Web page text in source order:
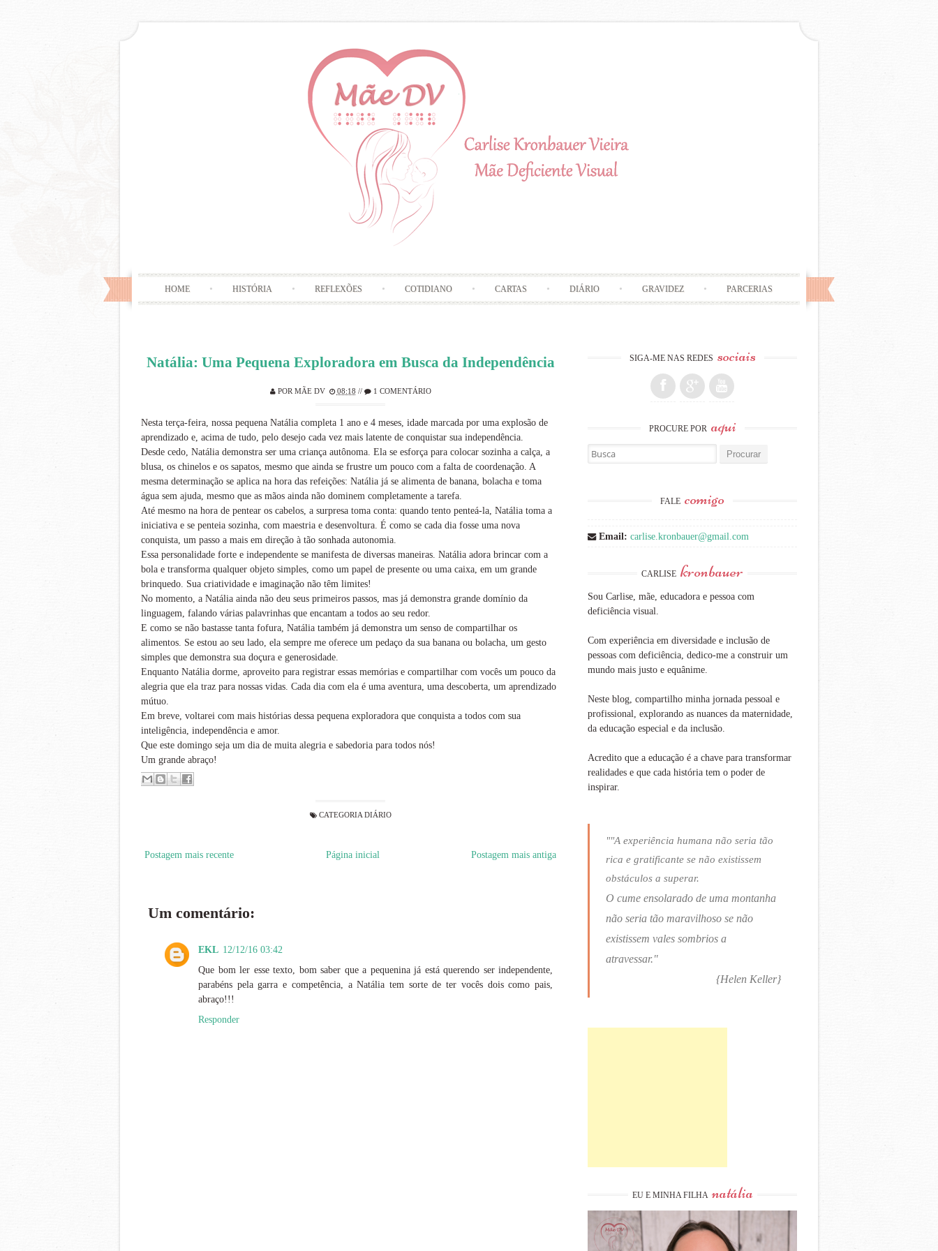
HOME HISTÓRIA REFLEXÕES COTIDIANO CARTAS DIÁRIO GRAVIDEZ PARCERIAS
Natália: Uma Pequena Exploradora em Busca da Independência
POR MÃE DV 08:18 // 1 COMENTÁRIO
Nesta terça-feira, nossa pequena Natália completa 1 ano e 4 meses, idade marcada por uma explosão de
aprendizado e, acima de tudo, pelo desejo cada vez mais latente de conquistar sua independência.
Desde cedo, Natália demonstra ser uma criança autônoma. Ela se esforça para colocar sozinha a calça, a
blusa, os chinelos e os sapatos, mesmo que ainda se frustre um pouco com a falta de coordenação. A
mesma determinação se aplica na hora das refeições: Natália já se alimenta de banana, bolacha e toma
água sem ajuda, mesmo que as mãos ainda não dominem completamente a tarefa.
Até mesmo na hora de pentear os cabelos, a surpresa toma conta: quando tento penteá-la, Natália toma a
iniciativa e se penteia sozinha, com maestria e desenvoltura. É como se cada dia fosse uma nova
conquista, um passo a mais em direção à tão sonhada autonomia.
Essa personalidade forte e independente se manifesta de diversas maneiras. Natália adora brincar com a
bola e transforma qualquer objeto simples, como um papel de presente ou uma caixa, em um grande
brinquedo. Sua criatividade e imaginação não têm limites!
No momento, a Natália ainda não deu seus primeiros passos, mas já demonstra grande domínio da
linguagem, falando várias palavrinhas que encantam a todos ao seu redor.
E como se não bastasse tanta fofura, Natália também já demonstra um senso de compartilhar os
alimentos. Se estou ao seu lado, ela sempre me oferece um pedaço da sua banana ou bolacha, um gesto
simples que demonstra sua doçura e generosidade.
Enquanto Natália dorme, aproveito para registrar essas memórias e compartilhar com vocês um pouco da
alegria que ela traz para nossas vidas. Cada dia com ela é uma aventura, uma descoberta, um aprendizado
mútuo.
Em breve, voltarei com mais histórias dessa pequena exploradora que conquista a todos com sua
inteligência, independência e amor.
Que este domingo seja um dia de muita alegria e sabedoria para todos nós!
Um grande abraço!
CATEGORIA DIÁRIO
Postagem mais recente Postagem mais antiga
Página inicial
Um comentário:
EKL 12/12/16 03:42
Que bom ler esse texto, bom saber que a pequenina já está querendo ser independente,
parabéns pela garra e competência, a Natália tem sorte de ter vocês dois como pais,
abraço!!!
Responder
SIGA-ME NAS REDES sociais
PROCURE POR aqui
Busca por:
FALE comigo
Email: carlise.kronbauer@gmail.com
CARLISE kronbauer
Sou Carlise, mãe, educadora e pessoa com
deficiência visual.
Com experiência em diversidade e inclusão de
pessoas com deficiência, dedico-me a construir um
mundo mais justo e equânime.
Neste blog, compartilho minha jornada pessoal e
profissional, explorando as nuances da maternidade,
da educação especial e da inclusão.
Acredito que a educação é a chave para transformar
realidades e que cada história tem o poder de
inspirar.
""A experiência humana não seria tão
rica e gratificante se não existissem
obstáculos a superar.
O cume ensolarado de uma montanha
não seria tão maravilhoso se não
existissem vales sombrios a
atravessar."
{Helen Keller}
EU E MINHA FILHA natália